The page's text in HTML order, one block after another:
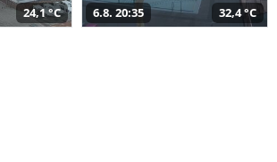
24,1 °C 6.8. 20:35 32,4 °C